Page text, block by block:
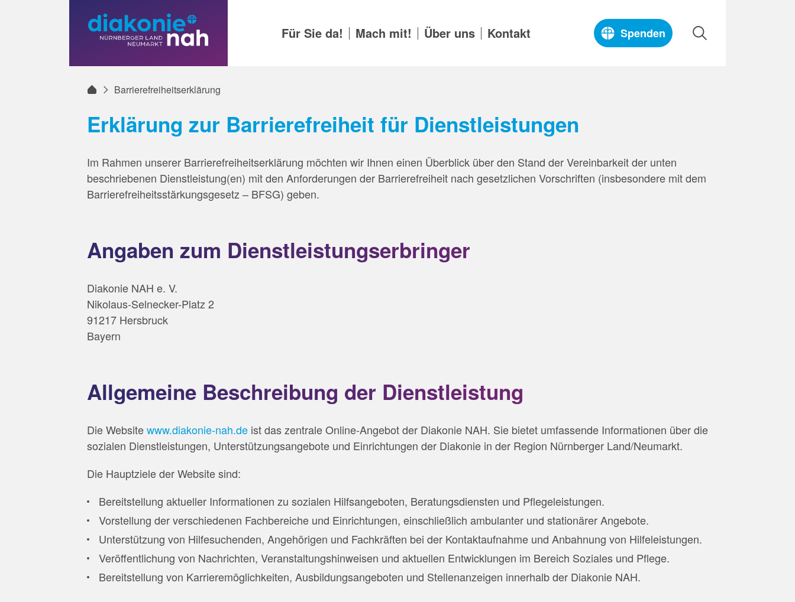
Für Sie da! Mach mit! Über uns Kontakt Spenden
Barrierefreiheitserklärung
Erklärung zur Barrierefreiheit für Dienstleistungen
Im Rahmen unserer Barrierefreiheitserklärung möchten wir Ihnen einen Überblick über den Stand der Vereinbarkeit der unten
beschriebenen Dienstleistung(en) mit den Anforderungen der Barrierefreiheit nach gesetzlichen Vorschriften (insbesondere mit dem
Barrierefreiheitsstärkungsgesetz – BFSG) geben.
Angaben zum Dienstleistungserbringer
Diakonie NAH e. V.
Nikolaus-Selnecker-Platz 2
91217 Hersbruck
Bayern
Allgemeine Beschreibung der Dienstleistung
Die Websitewww.diakonie-nah.de ist das zentrale Online-Angebot der Diakonie NAH. Sie bietet umfassende Informationen über die
sozialen Dienstleistungen, Unterstützungsangebote und Einrichtungen der Diakonie in der Region Nürnberger Land/Neumarkt.
Die Hauptziele der Website sind:
Bereitstellung aktueller Informationen zu sozialen Hilfsangeboten, Beratungsdiensten und Pflegeleistungen.
Vorstellung der verschiedenen Fachbereiche und Einrichtungen, einschließlich ambulanter und stationärer Angebote.
Unterstützung von Hilfesuchenden, Angehörigen und Fachkräften bei der Kontaktaufnahme und Anbahnung von Hilfeleistungen.
Veröffentlichung von Nachrichten, Veranstaltungshinweisen und aktuellen Entwicklungen im Bereich Soziales und Pflege.
Bereitstellung von Karrieremöglichkeiten, Ausbildungsangeboten und Stellenanzeigen innerhalb der Diakonie NAH.